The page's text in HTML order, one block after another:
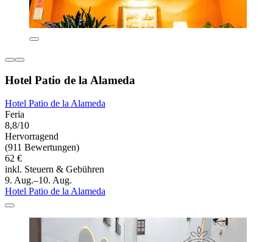
Hotel Patio de la Alameda
Hotel Patio de la Alameda
Feria
8,8/10
Hervorragend
(911 Bewertungen)
62 €
inkl. Steuern & Gebühren
9. Aug.–10. Aug.
Hotel Patio de la Alameda